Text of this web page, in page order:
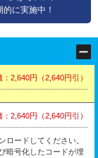
に実施中！
：2,640円（2,640円引）
：2,640円（2,640円引）
ードしてください。
暗号化したコードが埋